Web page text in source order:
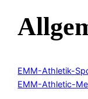
EMM-Athletik-
EMM-Athletic-